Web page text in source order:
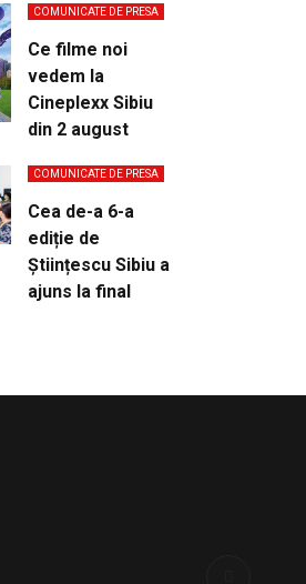
COMUNICATE DE PRESA
Ce filme noi
vedem la
Cineplexx Sibiu
din 2 august
COMUNICATE DE PRESA
Cea de-a 6-a
ediție de
Științescu Sibiu a
ajuns la final